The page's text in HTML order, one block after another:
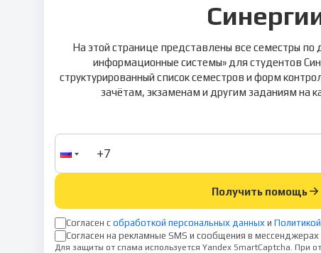
На этой странице представлены все семестры по
информационные системы» для студентов
структурированный список семестров и форм
зачётам, экзаменам и другим заданиям на
Получить помощь
Согласен с обработкой персональных данных и
Согласен на рекламные SMS и сообщения в мессенджерах
Для защиты от спама используется Yandex SmartCaptcha. При